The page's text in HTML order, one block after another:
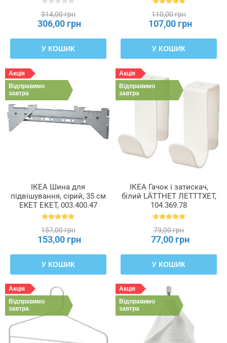
314,00 грн
306,00 грн
У КОШИК
110,00 грн
107,00 грн
У КОШИК
Акція
Відправимо
завтра
ІКЕА Шина для
підвішування, сірий, 35 см
EKET ЕКЕТ, 003.400.47
157,00 грн
153,00 грн
У КОШИК
Акція
Відправимо
завтра
ІКЕА Гачок і затискач,
білий LÄTTHET ЛЕТТТХЕТ,
104.369.78
79,00 грн
77,00 грн
У КОШИК
Акція
Відправимо
завтра
Акція
Відправимо
завтра